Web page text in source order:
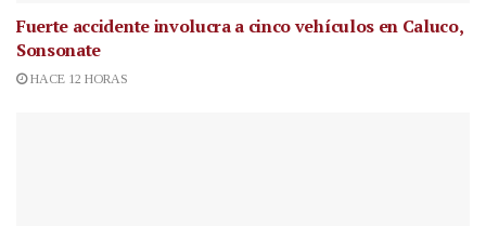
Fuerte accidente involucra a cinco vehículos en Caluco,
Sonsonate
HACE 12 HORAS